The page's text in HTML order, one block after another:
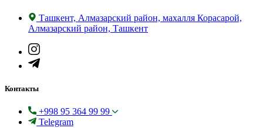
Ташкент, Алмазарский район, махалля Корасарой,
Алмазарский район, Ташкент
Контакты
+998 95 364 99 99
Telegram